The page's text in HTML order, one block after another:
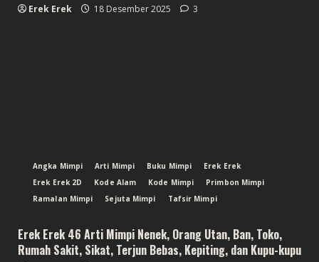
Erek Erek 18 Desember 2025 3
Angka Mimpi Arti Mimpi Buku Mimpi
Erek Erek
Erek Erek 2D
Kode Alam Kode Mimpi
Primbon Mimpi
Ramalan Mimpi
Sejuta Mimpi Tafsir Mimpi
Erek Erek 46 Arti Mimpi Nenek, Orang Utan, Ban, Toko,
Rumah Sakit, Sikat, Terjun Bebas, Kepiting, dan Kupu-kupu